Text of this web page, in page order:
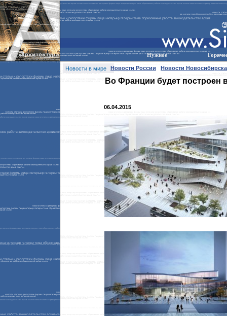
Нужное
Новости в мире Новости России Новости Новосибирска
Во Франции будет построен
06.04.2015